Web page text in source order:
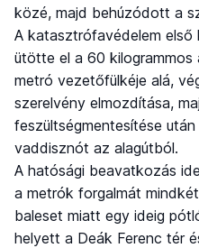
közé, majd behúzódott a
A katasztrófavédelem első
ütötte el a 60 kilogrammos
metró vezetőfülkéje alá,
szerelvény elmozdítása,
feszültségmentesítése
vaddisznót az alagútból.
A hatósági beavatkozás
a metrók forgalmát
baleset miatt egy ideig
helyett a Deák Ferenc tér